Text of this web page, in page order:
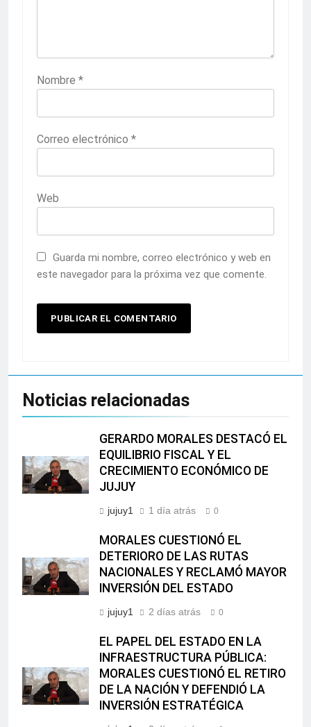
Nombre *
Correo electrónico *
Web
Guarda mi nombre, correo electrónico y web en
este navegador para la próxima vez que comente.
Noticias relacionadas
GERARDO MORALES DESTACÓ EL
EQUILIBRIO FISCAL Y EL
CRECIMIENTO ECONÓMICO DE
JUJUY
jujuy1 1 día atrás 0
MORALES CUESTIONÓ EL
DETERIORO DE LAS RUTAS
NACIONALES Y RECLAMÓ MAYOR
INVERSIÓN DEL ESTADO
jujuy1 2 días atrás 0
EL PAPEL DEL ESTADO EN LA
INFRAESTRUCTURA PÚBLICA:
MORALES CUESTIONÓ EL RETIRO
DE LA NACIÓN Y DEFENDIÓ LA
INVERSIÓN ESTRATÉGICA